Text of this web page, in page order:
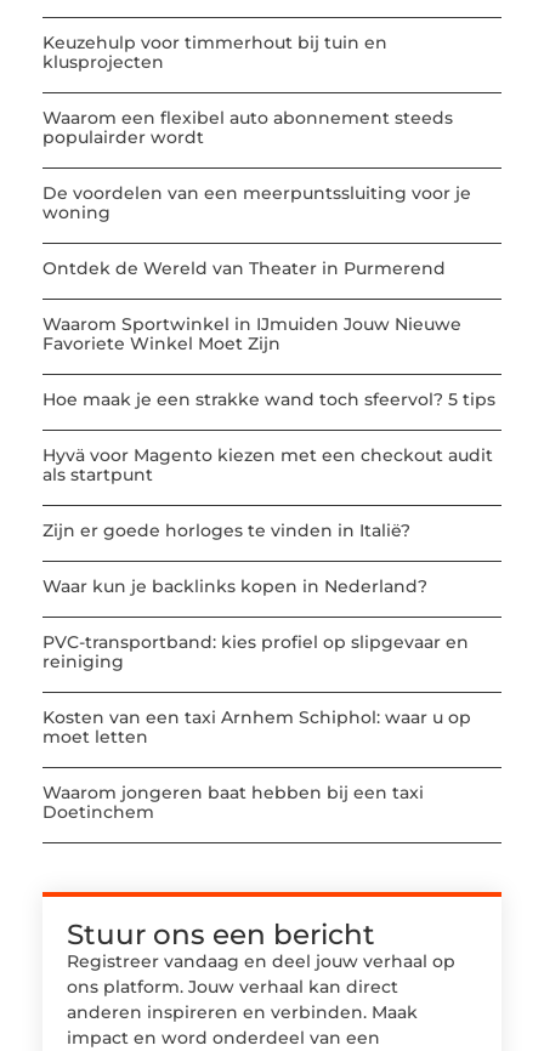
Keuzehulp voor timmerhout bij tuin en
klusprojecten
Waarom een flexibel auto abonnement steeds
populairder wordt
De voordelen van een meerpuntssluiting voor je
woning
Ontdek de Wereld van Theater in Purmerend
Waarom Sportwinkel in IJmuiden Jouw Nieuwe
Favoriete Winkel Moet Zijn
Hoe maak je een strakke wand toch sfeervol? 5 tips
Hyvä voor Magento kiezen met een checkout audit
als startpunt
Zijn er goede horloges te vinden in Italië?
Waar kun je backlinks kopen in Nederland?
PVC-transportband: kies profiel op slipgevaar en
reiniging
Kosten van een taxi Arnhem Schiphol: waar u op
moet letten
Waarom jongeren baat hebben bij een taxi
Doetinchem
Stuur ons een bericht
Registreer vandaag en deel jouw verhaal op
ons platform. Jouw verhaal kan direct
anderen inspireren en verbinden. Maak
impact en word onderdeel van een